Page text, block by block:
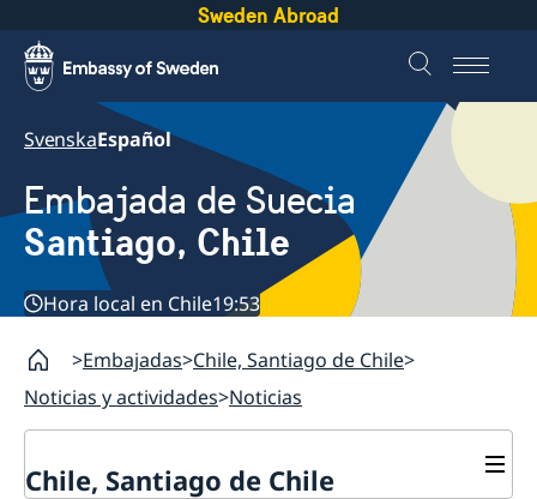
Sweden Abroad
SvenskaEspañol
Embajada de Suecia
Santiago, Chile
Hora local en Chile19:53
Embajadas Chile, Santiago de Chile
Noticias y actividades Noticias
Chile, Santiago de Chile